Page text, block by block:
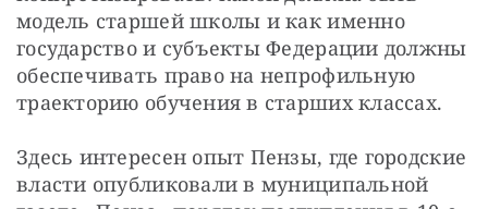
модель старшей школы и как именно
государство и субъекты Федерации должны
обеспечивать право на непрофильную
траекторию обучения в старших классах.
Здесь интересен опыт Пензы, где городские
власти опубликовали в муниципальной